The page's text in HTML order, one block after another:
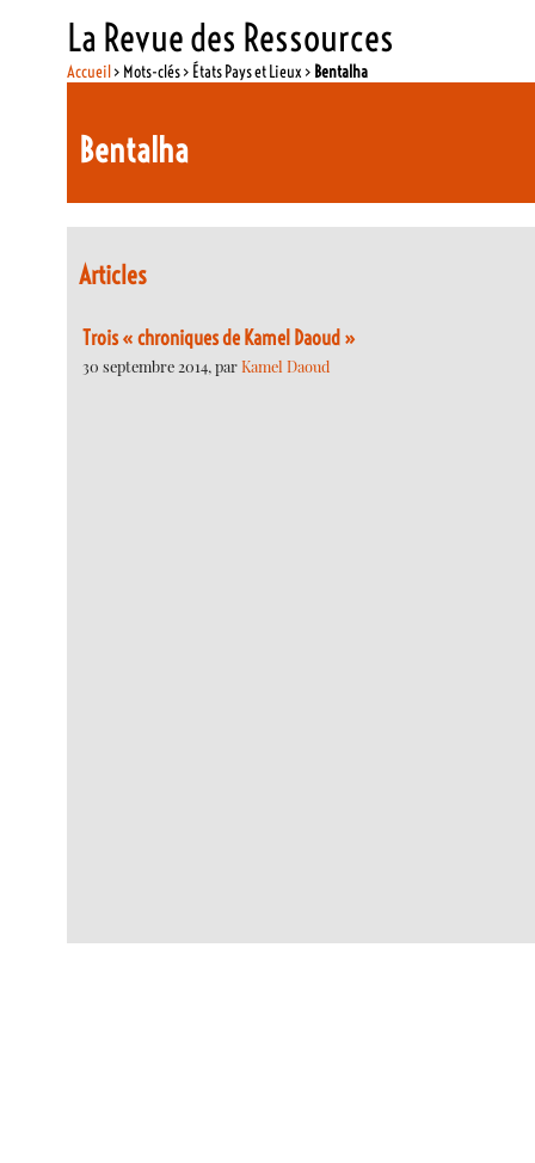
La Revue des Ressources
Accueil> Mots-clés > États Pays et Lieux > Bentalha
Bentalha
Articles
Trois « chroniques de Kamel Daoud »
30 septembre 2014, parKamel Daoud